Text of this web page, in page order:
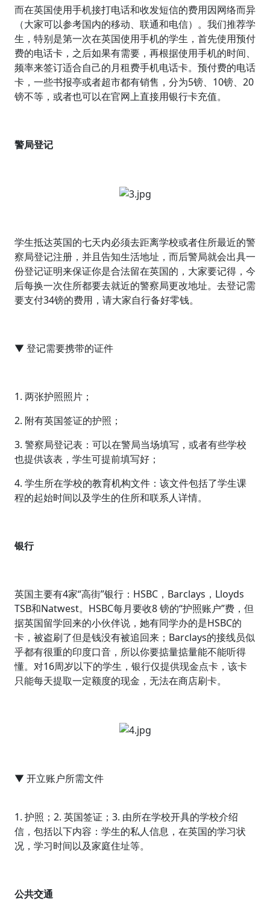
而在英国使用手机接打电话和收发短信的费用因网络而异
（大家可以参考国内的移动、联通和电信）。我们推荐学
生，特别是第一次在英国使用手机的学生，首先使用预付
费的电话卡，之后如果有需要，再根据使用手机的时间、
频率来签订适合自己的月租费手机电话卡。预付费的电话
卡，一些书报亭或者超市都有销售，分为5镑、10镑、20
镑不等，或者也可以在官网上直接用银行卡充值。
警局登记
学生抵达英国的七天内必须去距离学校或者住所最近的警
察局登记注册，并且告知生活地址，而后警局就会出具一
份登记证明来保证你是合法留在英国的，大家要记得，今
后每换一次住所都要去就近的警察局更改地址。去登记需
要支付34镑的费用，请大家自行备好零钱。
▼ 登记需要携带的证件
1. 两张护照照片；
2. 附有英国签证的护照；
3. 警察局登记表：可以在警局当场填写，或者有些学校
也提供该表，学生可提前填写好；
4. 学生所在学校的教育机构文件：该文件包括了学生课
程的起始时间以及学生的住所和联系人详情。
银行
英国主要有4家“高街”银行：HSBC，Barclays，Lloyds
TSB和Natwest。HSBC每月要收8 镑的“护照账户”费，但
据英国留学回来的小伙伴说，她有同学办的是HSBC的
卡，被盗刷了但是钱没有被追回来；Barclays的接线员似
乎都有很重的印度口音，所以你要掂量掂量能不能听得
懂。对16周岁以下的学生，银行仅提供现金点卡，该卡
只能每天提取一定额度的现金，无法在商店刷卡。
▼ 开立账户所需文件
1. 护照；2. 英国签证；3. 由所在学校开具的学校介绍
信，包括以下内容：学生的私人信息，在英国的学习状
况，学习时间以及家庭住址等。
公共交通